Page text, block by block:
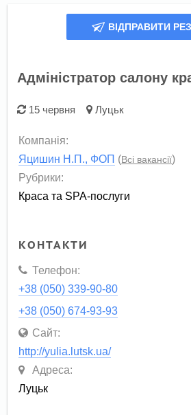
ВІДПРАВИТИ
Адміністратор салону
15 червня Луцьк
Компанія:
Яцишин Н.П., ФОП (Всі вакансії)
Рубрики:
Краса та SPA-послуги
КОНТАКТИ
Телефон:
+38 (050) 339-90-80
+38 (050) 674-93-93
Сайт:
http://yulia.lutsk.ua/
Адреса:
Луцьк